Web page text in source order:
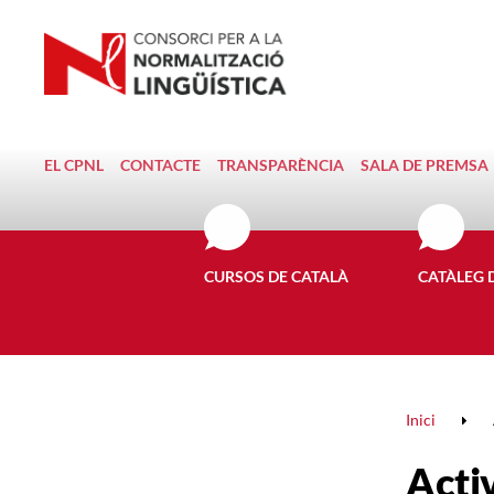
EL CPNL CONTACTE TRANSPARÈNCIA SALA DE PREMSA
CURSOS DE CATALÀ CATÀLEG
Inici